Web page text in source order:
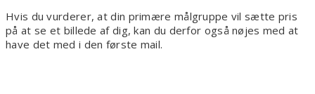
Hvis du vurderer, at din primære målgruppe vil sætte pris
på at se et billede af dig, kan du derfor også nøjes med at
have det med i den første mail.